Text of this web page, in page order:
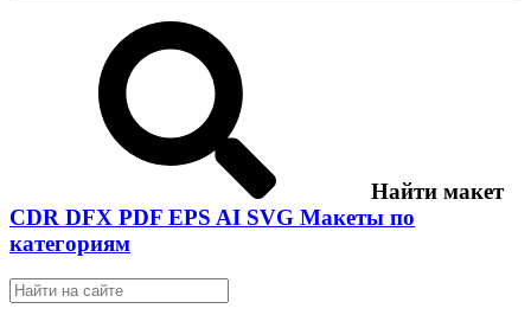
Найти макет
CDR DFX PDF EPS AI SVG Макеты по
категориям